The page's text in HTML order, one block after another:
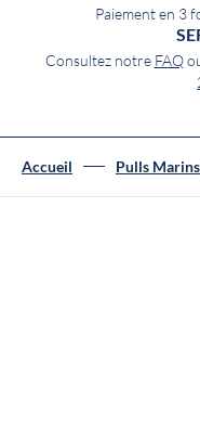
Paiement en 3
Consultez notre FAQ
Accueil Pulls